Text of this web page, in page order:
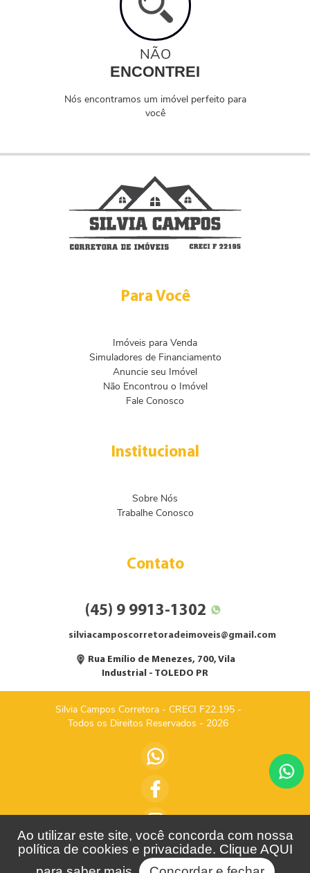
Ao utilizar este site, você concorda com nossa
política de cookies e privacidade. Clique AQUI
NÃO
ENCONTREI
Nós encontramos um imóvel perfeito para
você
Para Você
Imóveis para Venda
Simuladores de Financiamento
Anuncie seu Imóvel
Não Encontrou o Imóvel
Fale Conosco
Institucional
Sobre Nós
Trabalhe Conosco
Contato
(45) 9 9913-1302
silviacamposcorretoradeimoveis@gmail.com
Rua Emílio de Menezes, 700, Vila
Industrial - TOLEDO PR
Silvia Campos Corretora - CRECI F22.195 -
Todos os Direitos Reservados - 2026